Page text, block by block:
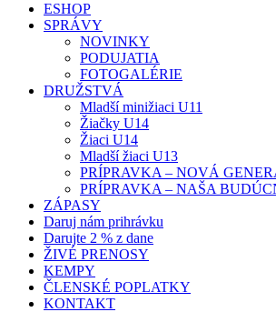
ESHOP
SPRÁVY
NOVINKY
PODUJATIA
FOTOGALÉRIE
DRUŽSTVÁ
Mladší minižiaci U11
Žiačky U14
Žiaci U14
Mladší žiaci U13
PRÍPRAVKA – NOVÁ
PRÍPRAVKA – NAŠA
ZÁPASY
Daruj nám prihrávku
Darujte 2 % z dane
ŽIVÉ PRENOSY
KEMPY
ČLENSKÉ POPLATKY
KONTAKT